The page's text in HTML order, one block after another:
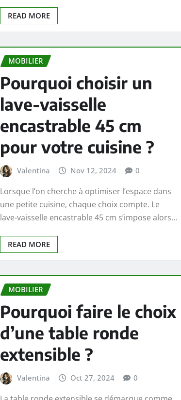
READ MORE
MOBILIER
Pourquoi choisir un
lave-vaisselle
encastrable 45 cm
pour votre cuisine ?
Valentina Nov 12, 2024 0
Lorsque l’on cherche à optimiser l’espace dans
une petite cuisine, chaque choix compte. Le
lave-vaisselle encastrable 45 cm s’impose alors…
READ MORE
MOBILIER
Pourquoi faire le choix
d’une table ronde
extensible ?
Valentina Oct 27, 2024 0